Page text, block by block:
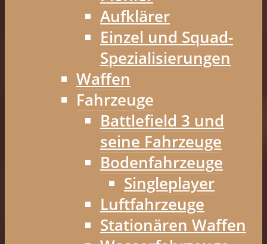
Aufklärer
Einzel und Squad-
Spezialisierungen
Waffen
Fahrzeuge
Battlefield 3 und
seine Fahrzeuge
Bodenfahrzeuge
Singleplayer
Luftfahrzeuge
Stationären Waffen